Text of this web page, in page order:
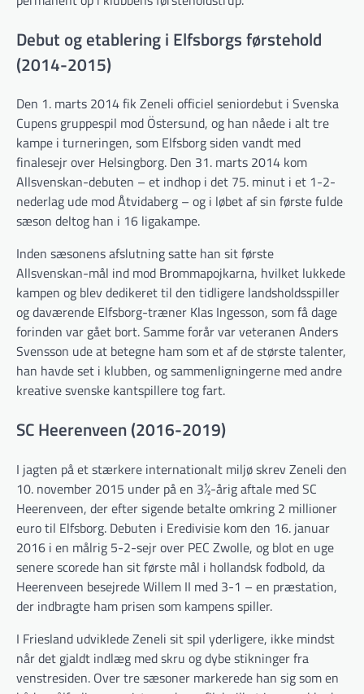
Debut og etablering i Elfsborgs førstehold
(2014-2015)
Den 1. marts 2014 fik Zeneli officiel seniordebut i Svenska
Cupens gruppespil mod Östersund, og han nåede i alt tre
kampe i turneringen, som Elfsborg siden vandt med
finalesejr over Helsingborg. Den 31. marts 2014 kom
Allsvenskan-debuten – et indhop i det 75. minut i et 1-2-
nederlag ude mod Åtvidaberg – og i løbet af sin første fulde
sæson deltog han i 16 ligakampe.
Inden sæsonens afslutning satte han sit første
Allsvenskan-mål ind mod Brommapojkarna, hvilket lukkede
kampen og blev dedikeret til den tidligere landsholdsspiller
og daværende Elfsborg-træner Klas Ingesson, som få dage
forinden var gået bort. Samme forår var veteranen Anders
Svensson ude at betegne ham som et af de største talenter,
han havde set i klubben, og sammenligningerne med andre
kreative svenske kantspillere tog fart.
SC Heerenveen (2016-2019)
I jagten på et stærkere internationalt miljø skrev Zeneli den
10. november 2015 under på en 3½-årig aftale med SC
Heerenveen, der efter sigende betalte omkring 2 millioner
euro til Elfsborg. Debuten i Eredivisie kom den 16. januar
2016 i en målrig 5-2-sejr over PEC Zwolle, og blot en uge
senere scorede han sit første mål i hollandsk fodbold, da
Heerenveen besejrede Willem II med 3-1 – en præstation,
der indbragte ham prisen som kampens spiller.
I Friesland udviklede Zeneli sit spil yderligere, ikke mindst
når det gjaldt indlæg med skru og dybe stikninger fra
venstresiden. Over tre sæsoner markerede han sig som en